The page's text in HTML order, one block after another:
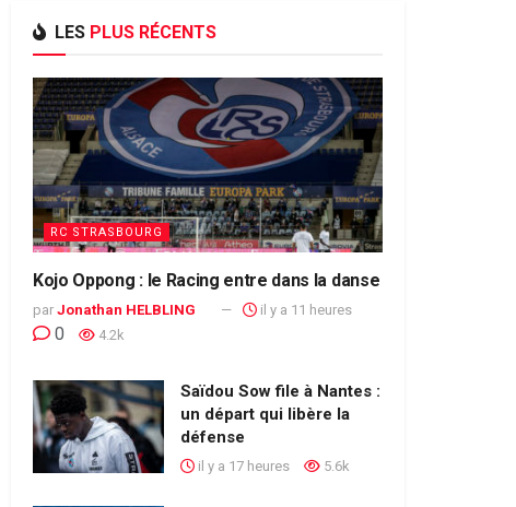
LES PLUS RÉCENTS
RC STRASBOURG
Kojo Oppong : le Racing entre dans la danse
par Jonathan HELBLING il y a 11 heures
0 4.2k
Saïdou Sow file à Nantes :
un départ qui libère la
défense
il y a 17 heures 5.6k